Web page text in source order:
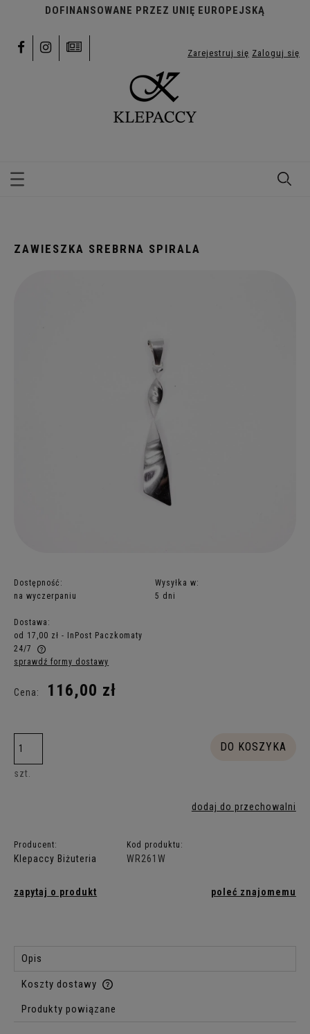
Zarejestruj się Zaloguj się
ZAWIESZKA SREBRNA SPIRALA
Dostępność:
na wyczerpaniu
Wysyłka w:
5 dni
Dostawa:
od 17,00 zł - InPost Paczkomaty
24/7
Cena nie zawiera ewentualnych kosztów płatności
sprawdź formy dostawy
Cena: 116,00 zł
szt.
DO KOSZYKA
dodaj do przechowalni
Producent:
Klepaccy Biżuteria
Kod produktu:
WR261W
zapytaj o produkt poleć znajomemu
Opis
Koszty dostawy
Cena nie zawiera ewentualnych kosztów płatności
Produkty powiązane
DOFINANSOWANE PRZEZ UNIĘ EUROPEJSKĄ